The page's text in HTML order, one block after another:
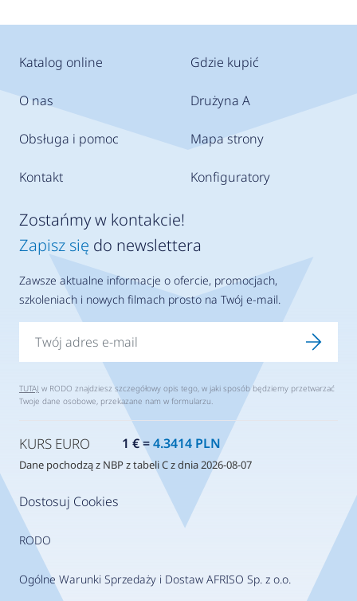
Katalog online
O nas
Obsługa i pomoc
Kontakt
Gdzie kupić
Drużyna A
Mapa strony
Konfiguratory
Dostosuj Cookies
RODO
Ogólne Warunki Sprzedaży i Dostaw AFRISO Sp. z o.o.
Zostańmy w kontakcie!
Zapisz się do newslettera
Zawsze aktualne informacje o ofercie, promocjach,
szkoleniach i nowych filmach prosto na Twój e-mail.
TUTAJ w RODO znajdziesz szczegółowy opis tego, w jaki sposób będziemy przetwarzać
Twoje dane osobowe, przekazane nam w formularzu.
KURS EURO 1 € =4.3414 PLN
Dane pochodzą z NBP z tabeli C z dnia 2026-08-07